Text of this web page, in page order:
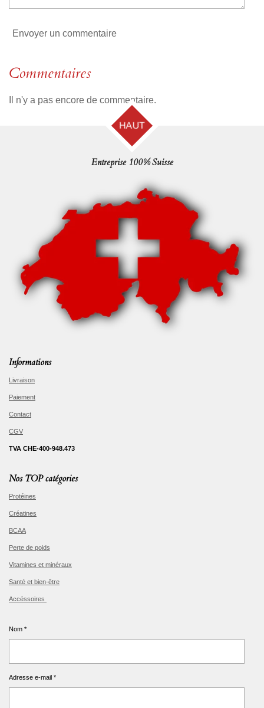
Envoyer un commentaire
Commentaires
Il n'y a pas encore de commentaire.
HAUT
Entreprise 100% Suisse
Informations
Livraison
Paiement
Contact
CGV
TVA CHE-400-948.473
Nos TOP catégories
Protéines
Créatines
BCAA
Perte de poids
Vitamines et minéraux
Santé et bien-être
Accéssoires
Nom *
Adresse e-mail *